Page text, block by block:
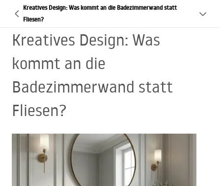
Kreatives Design: Was kommt an die Badezimmerwand statt
Fliesen?
Kreatives Design: Was
kommt an die
Badezimmerwand statt
Fliesen?